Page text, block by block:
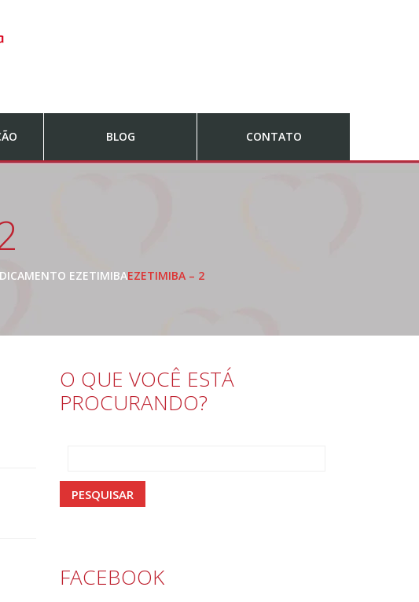
BLOG CONTATO
EZETIMIBAEZETIMIBA – 2
O QUE VOCÊ ESTÁ
PROCURANDO?
FACEBOOK